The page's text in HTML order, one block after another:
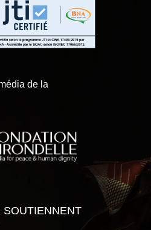
de la
SOUTIENNENT